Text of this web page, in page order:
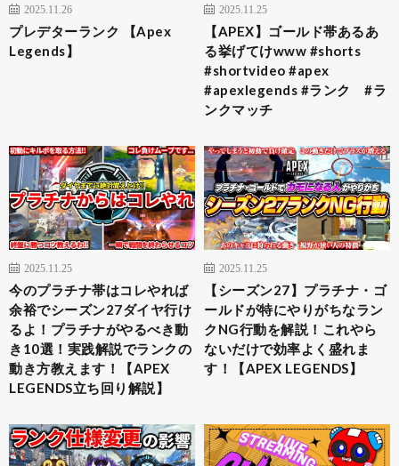
2025.11.26
プレデターランク 【Apex
Legends】
2025.11.25
【APEX】ゴールド帯あるあ
る挙げてけwww #shorts
#shortvideo #apex
#apexlegends #ランク #ラ
ンクマッチ
2025.11.25
今のプラチナ帯はコレやれば
余裕でシーズン27ダイヤ行け
るよ！プラチナがやるべき動
き10選！実践解説でランクの
動き方教えます！【APEX
LEGENDS立ち回り解説】
2025.11.25
【シーズン27】プラチナ・ゴ
ールドが特にやりがちなラン
クNG行動を解説！これやら
ないだけで効率よく盛れま
す！【APEX LEGENDS】